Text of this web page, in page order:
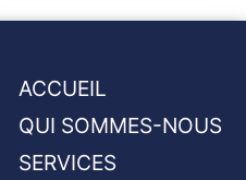
ACCUEIL
QUI SOMMES-NOUS
SERVICES